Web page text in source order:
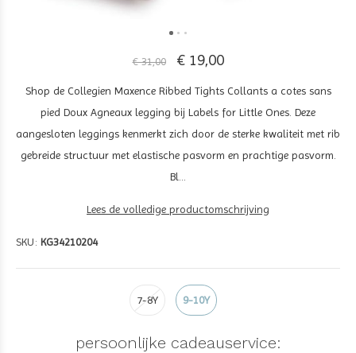
€ 31,00 € 19,00
Shop de Collegien Maxence Ribbed Tights Collants a cotes sans
pied Doux Agneaux legging bij Labels for Little Ones. Deze
aangesloten leggings kenmerkt zich door de sterke kwaliteit met rib
gebreide structuur met elastische pasvorm en prachtige pasvorm.
Bl...
Lees de volledige productomschrijving
SKU: KG34210204
7-8Y 9-10Y
persoonlijke cadeauservice: